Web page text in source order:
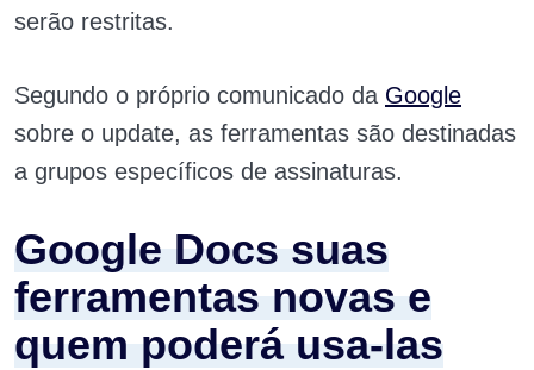
serão restritas.
Segundo o próprio comunicado da Google
sobre o update, as ferramentas são destinadas
a grupos específicos de assinaturas.
Google Docs suas
ferramentas novas e
quem poderá usa-las